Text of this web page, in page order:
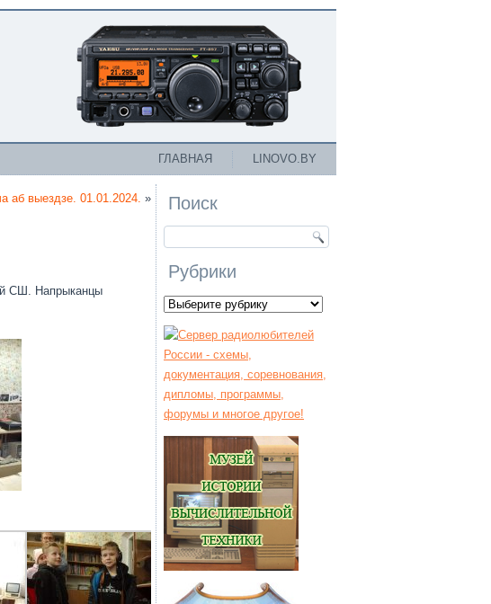
ГЛАВНАЯ LINOVO.BY
аб выездзе. 01.01.2024. »
СШ. Напрыканцы
Поиск
Рубрики
Рубрики